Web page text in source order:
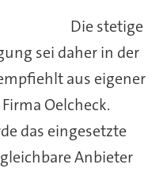
Die stetige
sei daher in der
aus eigener
Oelcheck.
das eingesetzte
Anbieter